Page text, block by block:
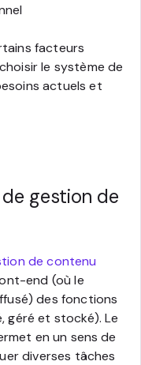
facteurs
le système de
actuels et
gestion de
de contenu
end (où le
des fonctions
géré et stocké). Le
en un sens de
diverses tâches